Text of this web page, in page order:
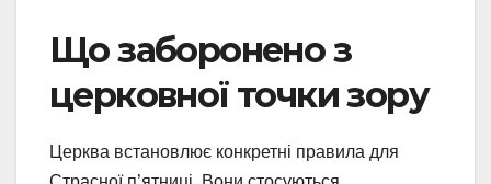
Що заборонено з
церковної точки зору
Церква встановлює конкретні правила для